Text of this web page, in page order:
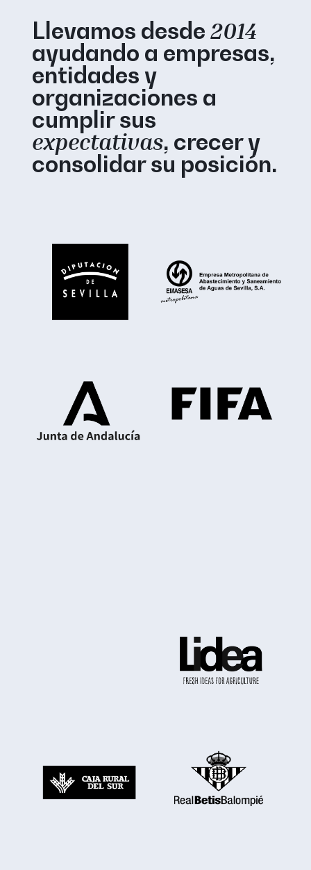
Llevamos desde 2014
ayudando a empresas,
entidades y
organizaciones a
cumplir sus
expectativas, crecer y
consolidar su posición.